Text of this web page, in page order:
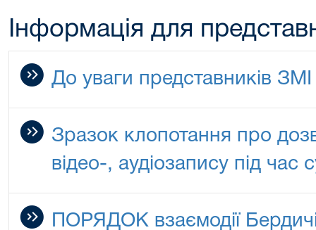
Інформація для
До уваги представників ЗМІ
Зразок клопотання про
відео-, аудіозапису під час
ПОРЯДОК взаємодії